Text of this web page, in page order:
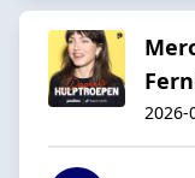
2026-